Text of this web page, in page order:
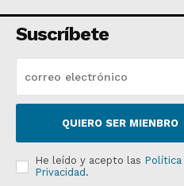
Suscríbete
QUIERO SER MIENBRO
He leído y acepto las Política
Privacidad .